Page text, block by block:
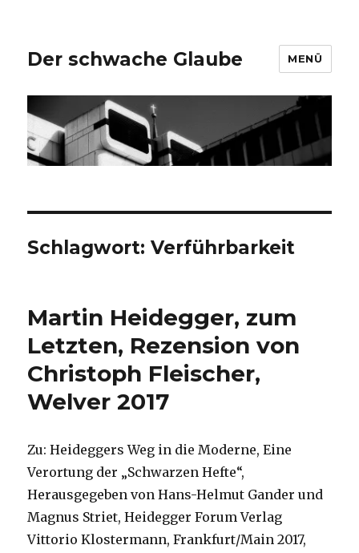
Der schwache Glaube MENÜ
Schlagwort:Verführbarkeit
Martin Heidegger, zum
Letzten, Rezension von
Christoph Fleischer,
Welver 2017
Zu: Heideggers Weg in die Moderne, Eine
Verortung der „Schwarzen Hefte“,
Herausgegeben von Hans-Helmut Gander und
Magnus Striet, Heidegger Forum Verlag
Vittorio Klostermann, Frankfurt/Main 2017,